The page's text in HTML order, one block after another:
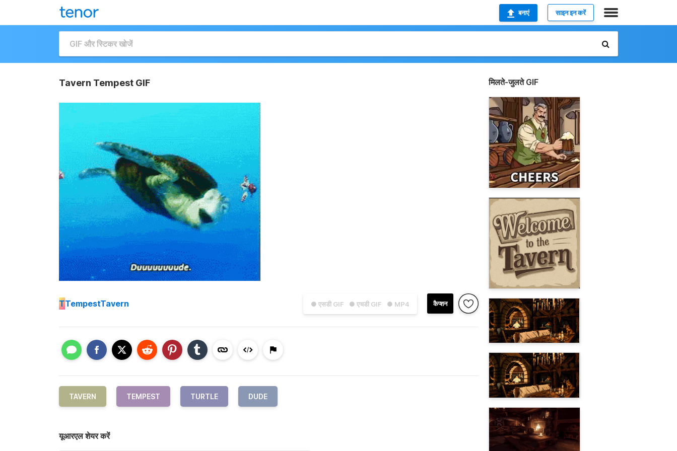
बनाएं साइन इन करें
Tavern Tempest GIF
● एसडी GIF ● एचडी GIF ● MP4 कैप्शन
TTempestTavern
TAVERN TEMPEST TURTLE DUDE
यूआरएल शेयर करें
मिलते-जुलते GIF